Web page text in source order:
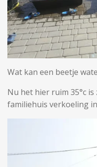
Wat kan een beetje
Nu het hier ruim 35°c
familiehuis verkoeling